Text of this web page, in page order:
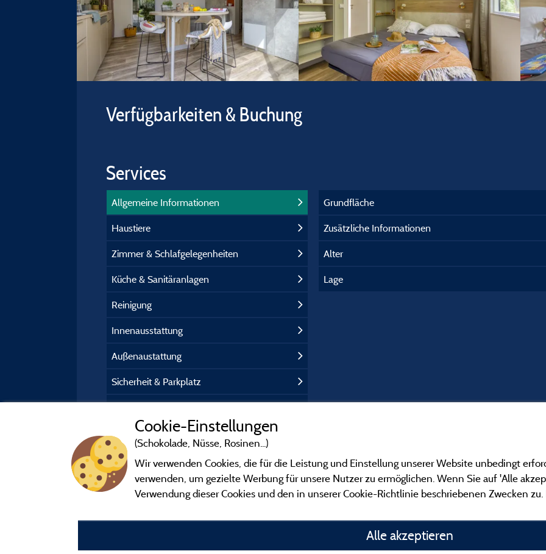
Verfügbarkeiten & Buchung
Services
Allgemeine Informationen
Haustiere
Zimmer & Schlafgelegenheiten
Küche & Sanitäranlagen
Reinigung
Innenausstattung
Außenaustattung
Sicherheit & Parkplatz
Grundfläche
Zusätzliche Informationen
Alter
Lage
Cookie-Einstellungen
(Schokolade, Nüsse, Rosinen...)
Wir verwenden Cookies, die für die Leistung und Einstellung unserer Website unbedingt
verwenden, um gezielte Werbung für unsere Nutzer zu ermöglichen. Wenn Sie auf 'Alle
Verwendung dieser Cookies und den in unserer Cookie-Richtlinie beschriebenen Zwecken zu.
Alle akzeptieren